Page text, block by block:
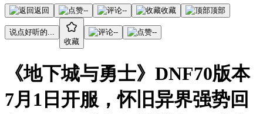
返回 -- -- 收藏 顶部
说点好听的...
收藏
-- --
《地下城与勇士》DNF70版本
7月1日开服，怀旧异界强势回